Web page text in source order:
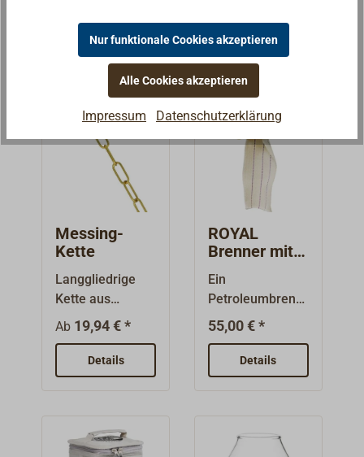
Verbrennung in
gewährleistet.
Messing-
Kette
Langgliedrige
Kette aus
Messing zum
Aufhängen von
Lampen. Die
Glieder sind
einfach durch
Ab 19,94 € *
Details
ROYAL
Brenner mit
rundem
Brandrohr
Ein
Petroleumbrenn
er für Lampen
besteht aus zwei
Teilen:Brandrohr
(mit Docht) und
Glaszylinder
55,00 € *
Details
Nur funktionale Cookies akzeptieren
Alle Cookies akzeptieren
Impressum Datenschutzerklärung